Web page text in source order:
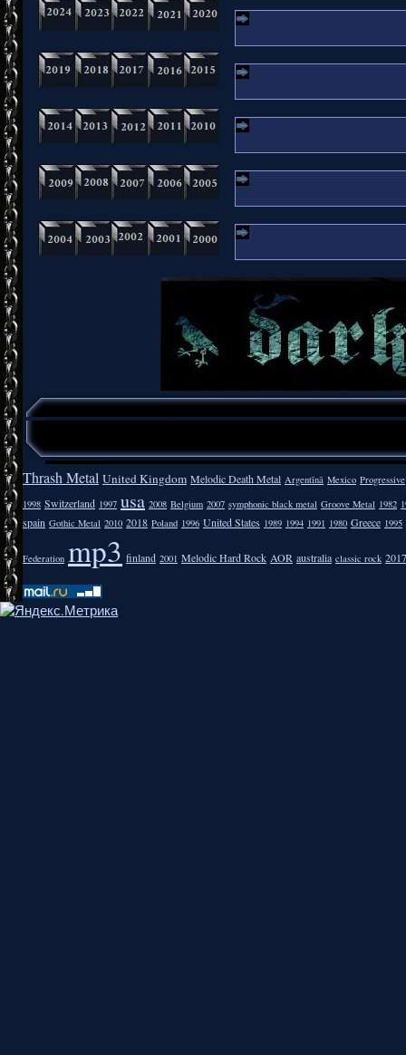
Thrash Metal United Kingdom Melodic Death Metal Argentīnā Mexico Progressive
1998 Switzerland 1997 usa 2008 Belgium 2007 symphonic black metal Groove Metal 1982
spain Gothic Metal 2010 2018 Poland 1996 United States 1989 1994 1991 1980 Greece 1995
Federation mp3 finland 2001 Melodic Hard Rock AOR australia classic rock 2017